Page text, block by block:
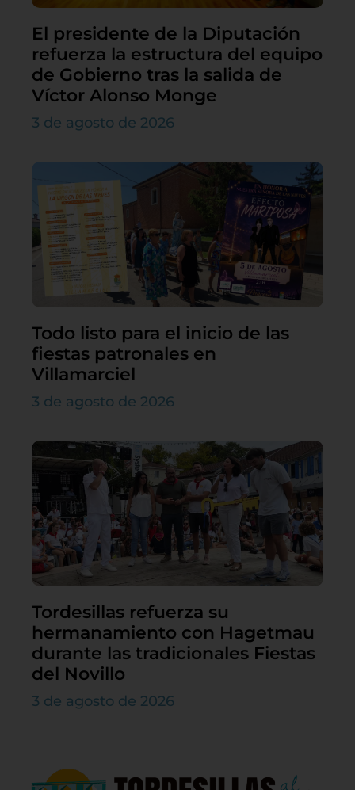
El presidente de la Diputación
refuerza la estructura del equipo
de Gobierno tras la salida de
Víctor Alonso Monge
3 de agosto de 2026
Todo listo para el inicio de las
fiestas patronales en
Villamarciel
3 de agosto de 2026
Tordesillas refuerza su
hermanamiento con Hagetmau
durante las tradicionales Fiestas
del Novillo
3 de agosto de 2026